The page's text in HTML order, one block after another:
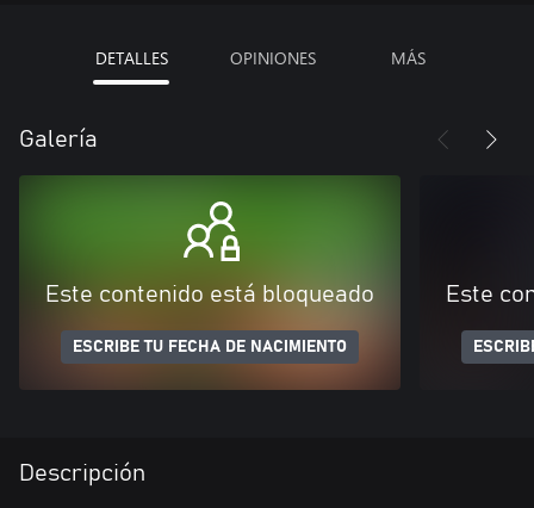
DETALLES OPINIONES MÁS
Galería
Este contenido está bloqueado
ESCRIBE TU FECHA DE NACIMIENTO
Este
Descripción